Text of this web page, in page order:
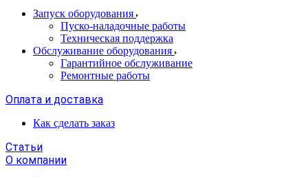
Запуск оборудования
Пуско-наладочные работы
Техническая поддержка
Обслуживание оборудования
Гарантийное обслуживание
Ремонтные работы
Оплата и доставка
Как сделать заказ
Статьи
О компании